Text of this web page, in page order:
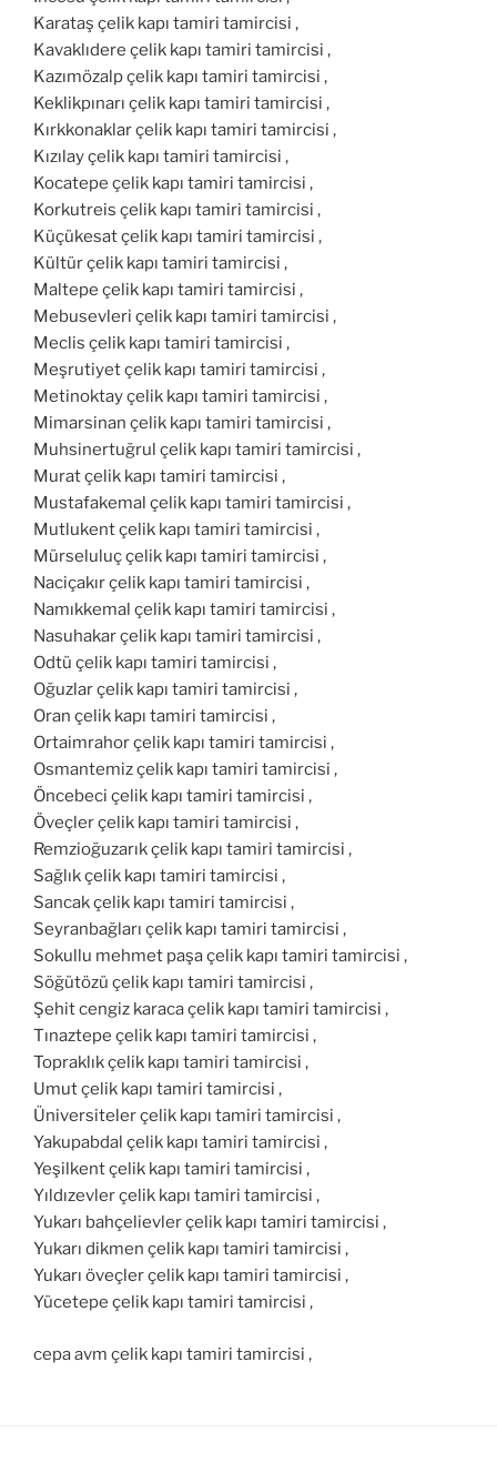
Karataş çelik kapı tamiri tamircisi ,
Kavaklıdere çelik kapı tamiri tamircisi ,
Kazımözalp çelik kapı tamiri tamircisi ,
Keklikpınarı çelik kapı tamiri tamircisi ,
Kırkkonaklar çelik kapı tamiri tamircisi ,
Kızılay çelik kapı tamiri tamircisi ,
Kocatepe çelik kapı tamiri tamircisi ,
Korkutreis çelik kapı tamiri tamircisi ,
Küçükesat çelik kapı tamiri tamircisi ,
Kültür çelik kapı tamiri tamircisi ,
Maltepe çelik kapı tamiri tamircisi ,
Mebusevleri çelik kapı tamiri tamircisi ,
Meclis çelik kapı tamiri tamircisi ,
Meşrutiyet çelik kapı tamiri tamircisi ,
Metinoktay çelik kapı tamiri tamircisi ,
Mimarsinan çelik kapı tamiri tamircisi ,
Muhsinertuğrul çelik kapı tamiri tamircisi ,
Murat çelik kapı tamiri tamircisi ,
Mustafakemal çelik kapı tamiri tamircisi ,
Mutlukent çelik kapı tamiri tamircisi ,
Mürseluluç çelik kapı tamiri tamircisi ,
Naciçakır çelik kapı tamiri tamircisi ,
Namıkkemal çelik kapı tamiri tamircisi ,
Nasuhakar çelik kapı tamiri tamircisi ,
Odtü çelik kapı tamiri tamircisi ,
Oğuzlar çelik kapı tamiri tamircisi ,
Oran çelik kapı tamiri tamircisi ,
Ortaimrahor çelik kapı tamiri tamircisi ,
Osmantemiz çelik kapı tamiri tamircisi ,
Öncebeci çelik kapı tamiri tamircisi ,
Öveçler çelik kapı tamiri tamircisi ,
Remzioğuzarık çelik kapı tamiri tamircisi ,
Sağlık çelik kapı tamiri tamircisi ,
Sancak çelik kapı tamiri tamircisi ,
Seyranbağları çelik kapı tamiri tamircisi ,
Sokullu mehmet paşa çelik kapı tamiri tamircisi ,
Söğütözü çelik kapı tamiri tamircisi ,
Şehit cengiz karaca çelik kapı tamiri tamircisi ,
Tınaztepe çelik kapı tamiri tamircisi ,
Topraklık çelik kapı tamiri tamircisi ,
Umut çelik kapı tamiri tamircisi ,
Üniversiteler çelik kapı tamiri tamircisi ,
Yakupabdal çelik kapı tamiri tamircisi ,
Yeşilkent çelik kapı tamiri tamircisi ,
Yıldızevler çelik kapı tamiri tamircisi ,
Yukarı bahçelievler çelik kapı tamiri tamircisi ,
Yukarı dikmen çelik kapı tamiri tamircisi ,
Yukarı öveçler çelik kapı tamiri tamircisi ,
Yücetepe çelik kapı tamiri tamircisi ,
cepa avm çelik kapı tamiri tamircisi ,